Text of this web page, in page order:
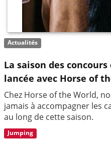
Actualités
La saison des
lancée avec Horse of
Chez Horse of the World,
jamais à accompagner les
au long de cette saison.
Jumping